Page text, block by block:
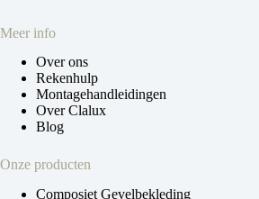
Meer info
Over ons
Rekenhulp
Montagehandleidingen
Over Clalux
Blog
Onze producten
Composiet Gevelbekleding